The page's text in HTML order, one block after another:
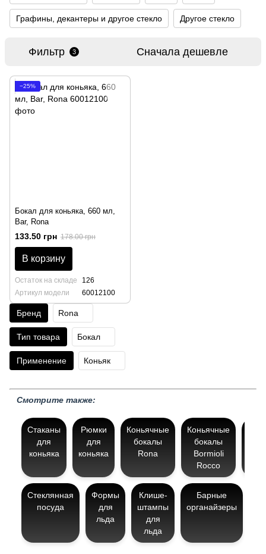
Графины, декантеры и другое стекло Другое стекло
Фильтр 3 Сначала дешевле
−25%
Бокал для коньяка, 660 мл,
Bar, Rona
133.50 грн 178.00 грн
В корзину
Остаток на складе
126
Артикул модели
60012100
Смотрите также:
Стаканы
для
коньяка
Рюмки
для
коньяка
Коньячные
бокалы
Rona
Коньячные
бокалы
Bormioli
Rocco
Стеклянная
посуда
Формы
для
льда
Клише-
штампы
для
льда
Барные
органайзеры
Бренд Rona
Тип товара Бокал
Применение Коньяк